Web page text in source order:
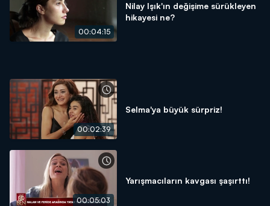
00:04:15
Nilay Işık'ın değişime sürükleyen
hikayesi ne?
00:02:39
Selma'ya büyük sürpriz!
00:05:03
Yarışmacıların kavgası şaşırttı!